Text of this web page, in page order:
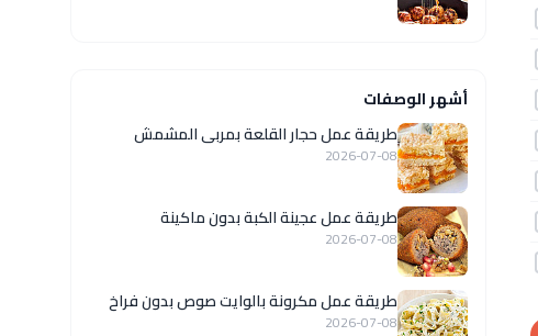
أشهر الوصفات
طريقة عمل حجار القلعة بمربى المشمش
2026-07-08
طريقة عمل عجينة الكبة بدون ماكينة
2026-07-08
طريقة عمل مكرونة بالوايت صوص بدون فراخ
2026-07-08